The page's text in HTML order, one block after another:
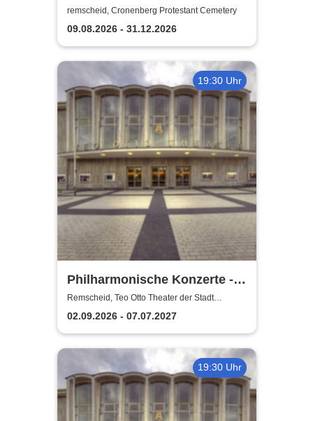
Tour: Cronenberger
Chroniken – Industrie, Glaube
und Erbe
remscheid, Cronenberg Protestant Cemetery
09.08.2026 - 31.12.2026
19:30 Uhr
Philharmonische Konzerte -
Teo Otto Theater der Stadt
Remscheid
Remscheid, Teo Otto Theater der Stadt
Remscheid
02.09.2026 - 07.07.2027
19:30 Uhr